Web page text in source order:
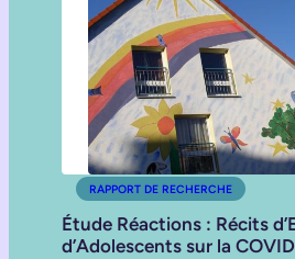
RAPPORT DE RECHERCHE
Étude Réactions : Récits
d’Adolescents sur la